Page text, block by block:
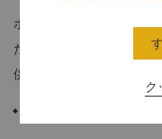
ホライゾンクラブの多彩
たゲストの皆様もご満足
供いたします。
ク